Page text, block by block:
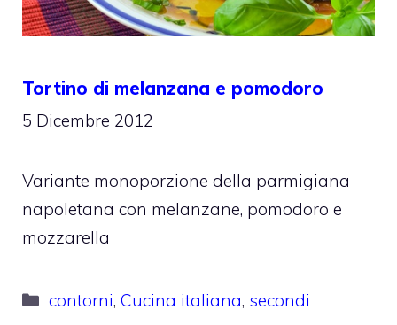
Tortino di melanzana e pomodoro
5 Dicembre 2012
Variante monoporzione della parmigiana
napoletana con melanzane, pomodoro e
mozzarella
Categorie
contorni,Cucina italiana, secondi